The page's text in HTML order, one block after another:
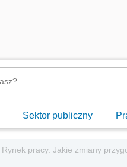
Sektor publiczny
Rynek pracy. Jakie zmiany